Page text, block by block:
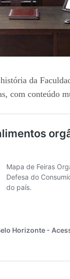
da
com conteúdo